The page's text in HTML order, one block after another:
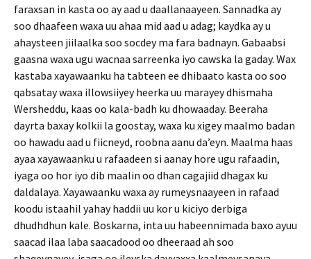
faraxsan in kasta oo ay aad u daallanaayeen. Sannadka ay
soo dhaafeen waxa uu ahaa mid aad u adag; kaydka ay u
ahaysteen jiilaalka soo socdey ma fara badnayn. Gabaabsi
gaasna waxa ugu wacnaa sarreenka iyo cawska la gaday. Wax
kastaba xayawaanku ha tabteen ee dhibaato kasta oo soo
qabsatay waxa illowsiiyey heerka uu marayey dhismaha
Wersheddu, kaas oo kala-badh ku dhowaaday. Beeraha
dayrta baxay kolkii la goostay, waxa ku xigey maalmo badan
oo hawadu aad u fiicneyd, roobna aanu da’eyn. Maalma haas
ayaa xayawaanku u rafaadeen si aanay hore ugu rafaadin,
iyaga oo hor iyo dib maalin oo dhan cagajiid dhagax ku
daldalaya. Xayawaanku waxa ay rumeysnaayeen in rafaad
koodu istaahil yahay haddii uu kor u kiciyo derbiga
dhudhdhun kale. Boskarna, inta uu habeennimada baxo ayuu
saacad ilaa laba saacadood oo dheeraad ah soo